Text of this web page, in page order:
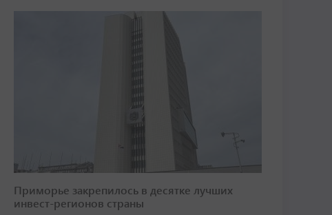
Приморье закрепилось в десятке лучших
инвест-регионов страны